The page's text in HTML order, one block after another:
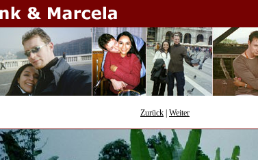
Zurück Weiter